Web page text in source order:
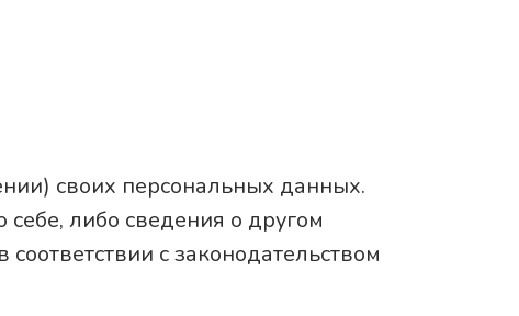
своих персональных данных.
либо сведения о другом
с законодательством